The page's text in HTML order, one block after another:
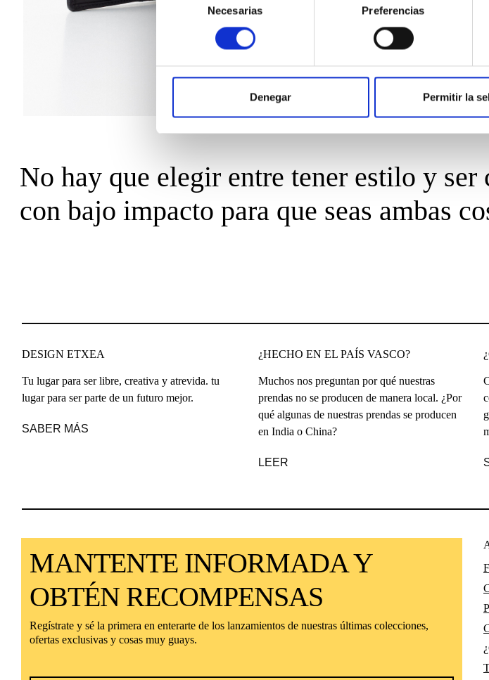
de
consentimiento
Necesarias Preferencias
Denegar Permitir la
No hay que elegir entre tener estilo y ser
con bajo impacto para que seas ambas
DESIGN ETXEA
Tu lugar para ser libre, creativa y atrevida. tu
lugar para ser parte de un futuro mejor.
SABER MÁS
¿HECHO EN EL PAÍS VASCO?
Muchos nos preguntan por qué nuestras
prendas no se producen de manera local. ¿Por
qué algunas de nuestras prendas se producen
en India o China?
LEER
MANTENTE INFORMADA Y
OBTÉN RECOMPENSAS
Regístrate y sé la primera en enterarte de los lanzamientos de nuestras últimas colecciones,
ofertas exclusivas y cosas muy guays.